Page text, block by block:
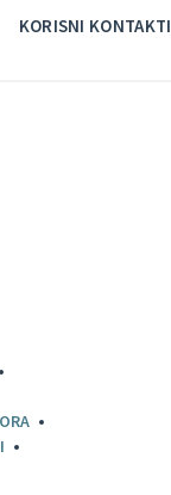
KORISNI KONTAKTI